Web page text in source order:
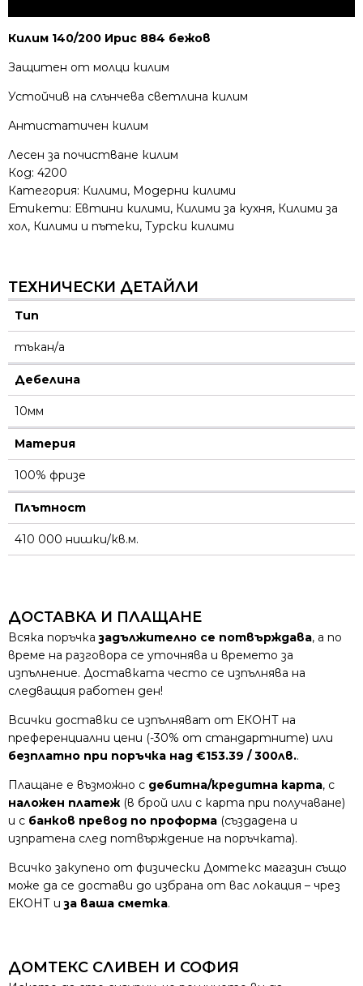
Килим 140/200 Ирис 884 бежов
Защитен от молци килим
Устойчив на слънчева светлина килим
Антистатичен килим
Лесен за почистване килим
Код: 4200
Категория: Килими, Модерни килими
Етикети: Евтини килими, Килими за кухня, Килими за
хол, Килими и пътеки, Турски килими
ТЕХНИЧЕСКИ ДЕТАЙЛИ
Тип
тъкан/а
Дебелина
10мм
Материя
100% фризе
Плътност
410 000 нишки/кв.м.
ДОСТАВКА И ПЛАЩАНЕ
Всяка поръчказадължително се потвърждава, а по
време на разговора се уточнява и времето за
изпълнение. Доставката често се изпълнява на
следващия работен ден!
Всички доставки се изпълняват от ЕКОНТ на
преференциални цени (-30% от стандартните) или
безплатно при поръчка над €153.39 / 300лв..
Плащане е възможно с дебитна/кредитна карта, с
наложен платеж (в брой или с карта при получаване)
и с банков превод по проформа (създадена и
изпратена след потвърждение на поръчката).
Всичко закупено от физически Домтекс магазин също
може да се достави до избрана от вас локация – чрез
ЕКОНТ иза ваша сметка.
ДОМТЕКС СЛИВЕН И СОФИЯ